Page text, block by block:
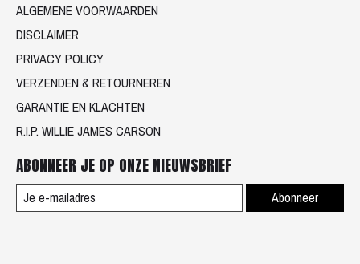
ALGEMENE VOORWAARDEN
DISCLAIMER
PRIVACY POLICY
VERZENDEN & RETOURNEREN
GARANTIE EN KLACHTEN
R.I.P. WILLIE JAMES CARSON
ABONNEER JE OP ONZE NIEUWSBRIEF
Abonneer